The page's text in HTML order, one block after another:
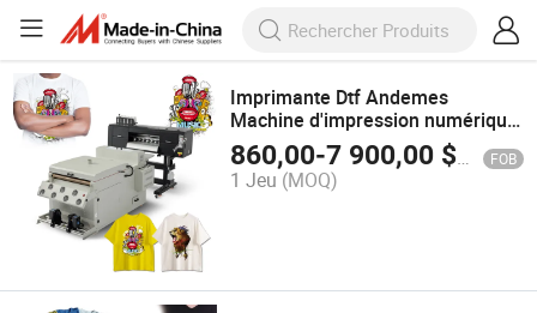
Imprimante Dtf Andemes
Machine d'impression numérique
pour t-shirts Imprimante Dtf A1
2/4 Têtes I3200 Machine
d'impression
860,00-7 900,00 $US FOB
1 Jeu (MOQ)